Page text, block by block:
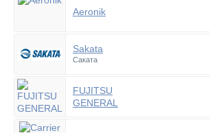
Aeronik
Sakata
Саката
FUJITSU
GENERAL